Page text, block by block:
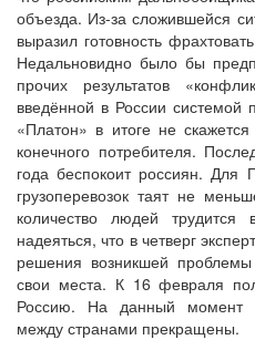
объезда. Из-за сложившейся
выразил готовность
Недальновидно было бы
прочих результатов
введённой в России системой
«Платон» в итоге не
конечного потребителя.
года беспокоит россиян.
грузоперевозок таят не
количество людей
надеяться, что в четверг
решения возникшей
свои места. К 16 февраля
Россию. На данный момент
между странами прекращены.